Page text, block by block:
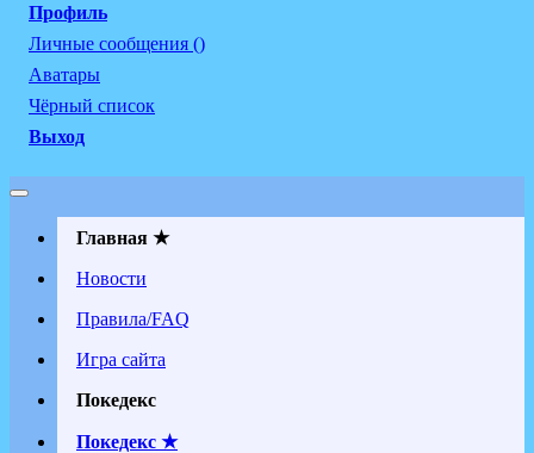
Профиль
Личные сообщения ()
Аватары
Чёрный список
Выход
Главная ★
Новости
Правила/FAQ
Игра сайта
Покедекс
Покедекс ★